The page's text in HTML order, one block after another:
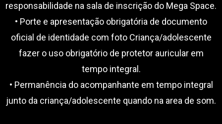
responsabilidade na sala de inscrição do Mega Space.
• Porte e apresentação obrigatória de documento
oficial de identidade com foto Criança/adolescente
fazer o uso obrigatório de protetor auricular em
tempo integral.
• Permanência do acompanhante em tempo integral
junto da criança/adolescente quando na area de som.